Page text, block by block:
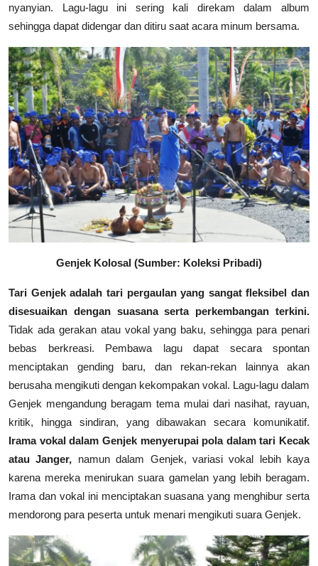
nyanyian. Lagu-lagu ini sering kali direkam dalam album
sehingga dapat didengar dan ditiru saat acara minum bersama.
Genjek Kolosal (Sumber: Koleksi Pribadi)
Tari Genjek adalah tari pergaulan yang sangat fleksibel dan
disesuaikan dengan suasana serta perkembangan terkini.
Tidak ada gerakan atau vokal yang baku, sehingga para penari
bebas berkreasi. Pembawa lagu dapat secara spontan
menciptakan gending baru, dan rekan-rekan lainnya akan
berusaha mengikuti dengan kekompakan vokal. Lagu-lagu dalam
Genjek mengandung beragam tema mulai dari nasihat, rayuan,
kritik, hingga sindiran, yang dibawakan secara komunikatif.
Irama vokal dalam Genjek menyerupai pola dalam tari Kecak
atau Janger, namun dalam Genjek, variasi vokal lebih kaya
karena mereka menirukan suara gamelan yang lebih beragam.
Irama dan vokal ini menciptakan suasana yang menghibur serta
mendorong para peserta untuk menari mengikuti suara Genjek.